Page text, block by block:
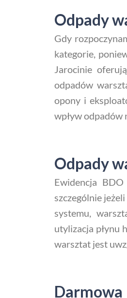
Odpady
Gdy
kategorie,
Jarocinie
odpadów
opony i
wpływ odpadów
Odpady
Ewidencja
szczególnie
systemu,
utylizacja płynu
warsztat jest